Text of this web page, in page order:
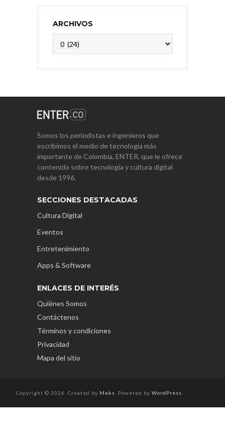
ARCHIVOS
Somos los periodistas e ingenieros que
escribimos el medio de tecnología más
importante de Colombia, ENTER, que le ofrece
contenido sobre tecnología y cultura digital
desde 1996.
SECCIONES DESTACADAS
Cultura Digital
Eventos
Entretenimiento
Apps & Software
ENLACES DE INTERÉS
Quiénes Somos
Contáctenos
Términos y condiciones
Privacidad
Mapa del sitio
Copyright © 2026. Created by Meks . Powered by WordPress